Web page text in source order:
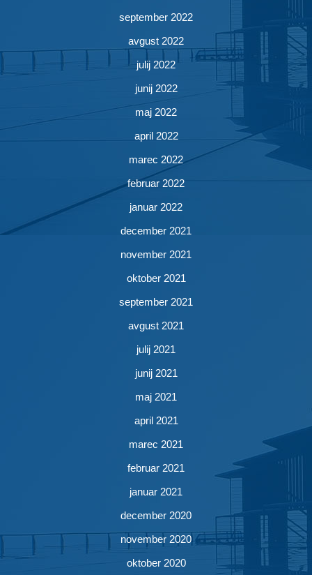
september 2022
avgust 2022
julij 2022
junij 2022
maj 2022
april 2022
marec 2022
februar 2022
januar 2022
december 2021
november 2021
oktober 2021
september 2021
avgust 2021
julij 2021
junij 2021
maj 2021
april 2021
marec 2021
februar 2021
januar 2021
december 2020
november 2020
oktober 2020